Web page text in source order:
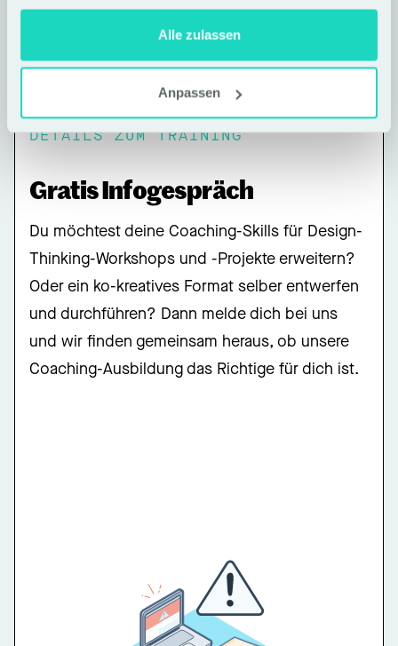
Alle zulassen
Anpassen
DETAILS ZUM TRAINING
Gratis Infogespräch
Du möchtest deine Coaching-Skills für Design-
Thinking-Workshops und -Projekte erweitern?
Oder ein ko-kreatives Format selber entwerfen
und durchführen? Dann melde dich bei uns
und wir finden gemeinsam heraus, ob unsere
Coaching-Ausbildung das Richtige für dich ist.